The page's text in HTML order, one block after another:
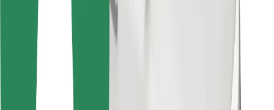
Bolt for Business
Iné
Partneri
Podmienky používania